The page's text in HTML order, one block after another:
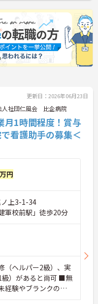
更新日：2026年06月23日
人社団仁風会 比企病院
月1時間程度！賞与
看護助手の募集＜
円
ノ上3-1-34
軍校前駅」徒歩20分
（ヘルパー2級）、実
級）があると尚可 ■無
経験やブランクのあ